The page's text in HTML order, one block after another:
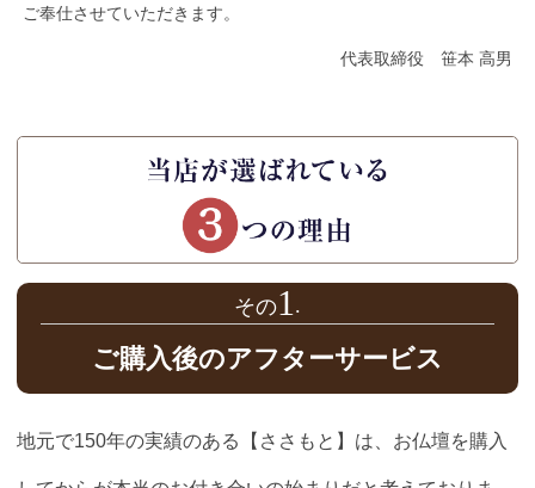
ご奉仕させていただきます。
代表取締役 笹本 高男
1
ご購入後のアフターサービス
地元で150年の実績のある【ささもと】は、お仏壇を購入